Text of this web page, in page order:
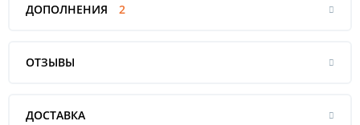
ДОПОЛНЕНИЯ 2
ОТЗЫВЫ
ДОСТАВКА